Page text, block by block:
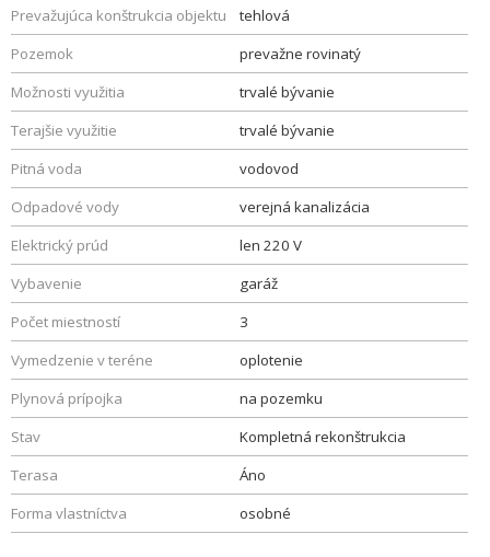
Prevažujúca konštrukcia objektu
tehlová
Pozemok
prevažne rovinatý
Možnosti využitia
trvalé bývanie
Terajšie využitie
trvalé bývanie
Pitná voda
vodovod
Odpadové vody
verejná kanalizácia
Elektrický prúd
len 220 V
Vybavenie
garáž
Počet miestností
3
Vymedzenie v teréne
oplotenie
Plynová prípojka
na pozemku
Stav
Kompletná rekonštrukcia
Terasa
Áno
Forma vlastníctva
osobné